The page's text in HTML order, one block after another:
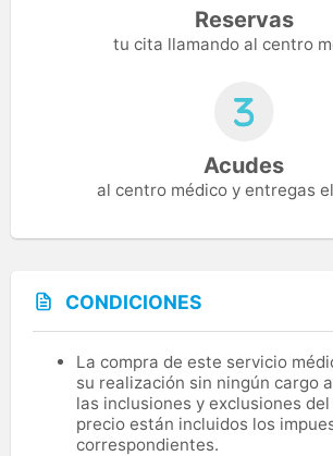
Reservas
tu cita llamando al centro
Acudes
al centro médico y entregas
CONDICIONES
La compra de este servicio
su realización sin ningún cargo
las inclusiones y exclusiones del
precio están incluidos los
correspondientes.